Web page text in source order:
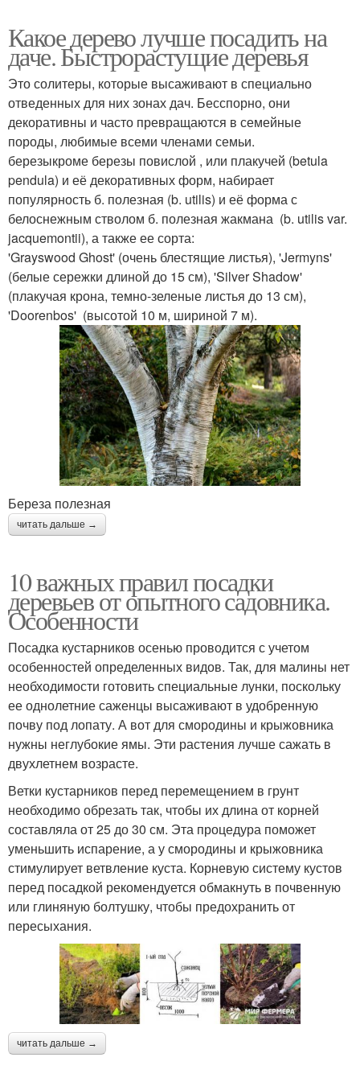
Какое дерево лучше посадить на
даче. Быстрорастущие деревья
Это солитеры, которые высаживают в специально
отведенных для них зонах дач. Бесспорно, они
декоративны и часто превращаются в семейные
породы, любимые всеми членами семьи.
березыкроме березы повислой , или плакучей (betula
pendula) и её декоративных форм, набирает
популярность б. полезная (b. utilis) и её форма с
белоснежным стволом б. полезная жакмана (b. utilis var.
jacquemontii), а также ее сорта:
'Grayswood Ghost' (очень блестящие листья), 'Jermyns'
(белые сережки длиной до 15 см), 'Silver Shadow'
(плакучая крона, темно-зеленые листья до 13 см),
'Doorenbos' (высотой 10 м, шириной 7 м).
Береза полезная
читать дальше →
10 важных правил посадки
деревьев от опытного садовника.
Особенности
Посадка кустарников осенью проводится с учетом
особенностей определенных видов. Так, для малины нет
необходимости готовить специальные лунки, поскольку
ее однолетние саженцы высаживают в удобренную
почву под лопату. А вот для смородины и крыжовника
нужны неглубокие ямы. Эти растения лучше сажать в
двухлетнем возрасте.
Ветки кустарников перед перемещением в грунт
необходимо обрезать так, чтобы их длина от корней
составляла от 25 до 30 см. Эта процедура поможет
уменьшить испарение, а у смородины и крыжовника
стимулирует ветвление куста. Корневую систему кустов
перед посадкой рекомендуется обмакнуть в почвенную
или глиняную болтушку, чтобы предохранить от
пересыхания.
читать дальше →